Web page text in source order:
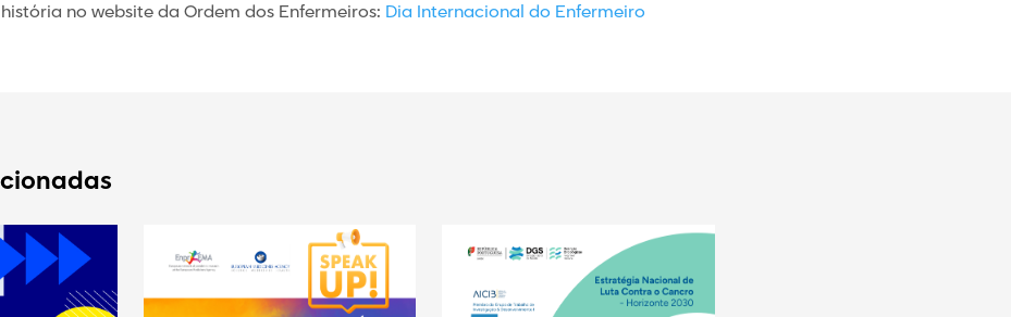
no website da Ordem dos Enfermeiros: Dia Internacional do Enfermeiro